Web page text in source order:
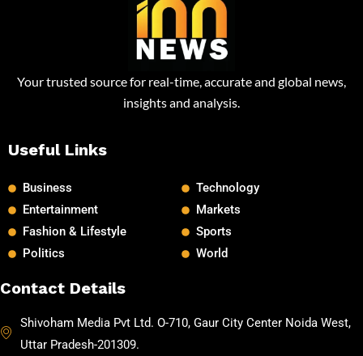
Your trusted source for real-time, accurate and global news,
insights and analysis.
Useful Links
Business
Entertainment
Fashion & Lifestyle
Politics
Technology
Markets
Sports
World
Contact Details
Shivoham Media Pvt Ltd. O-710, Gaur City Center Noida West,
Uttar Pradesh-201309.